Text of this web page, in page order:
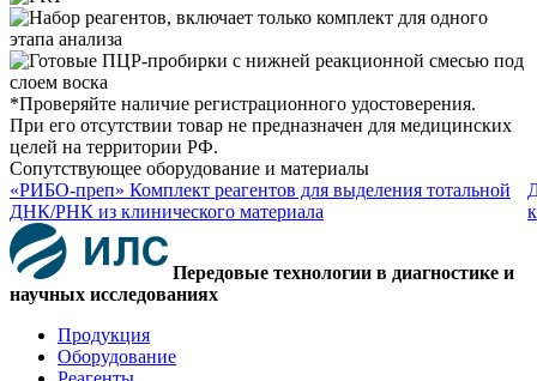
*Проверяйте наличие регистрационного удостоверения.
При его отсутствии товар не предназначен для медицинских
целей на территории РФ.
Сопутствующее оборудование и материалы
«РИБО-преп» Комплект реагентов для выделения тотальной
ДНК/РНК из клинического материала
Передовые технологии в диагностике и
научных исследованиях
Продукция
Оборудование